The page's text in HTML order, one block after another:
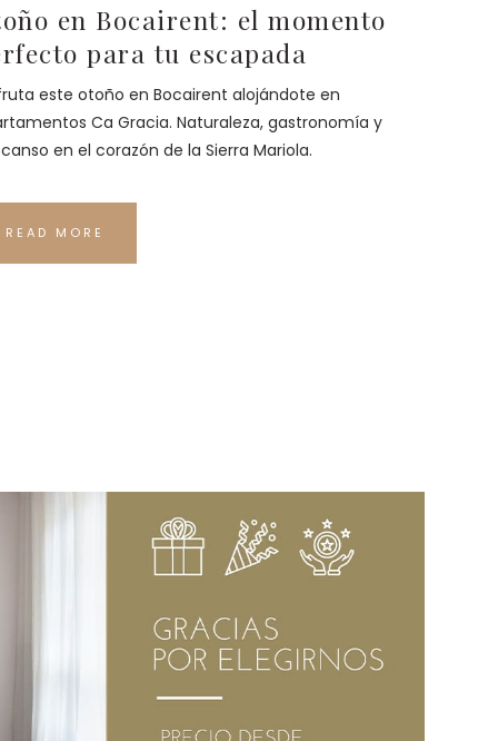
en Bocairent: el momento
para tu escapada
este otoño en Bocairent alojándote en
Ca Gracia. Naturaleza, gastronomía y
en el corazón de la Sierra Mariola.
READ MORE